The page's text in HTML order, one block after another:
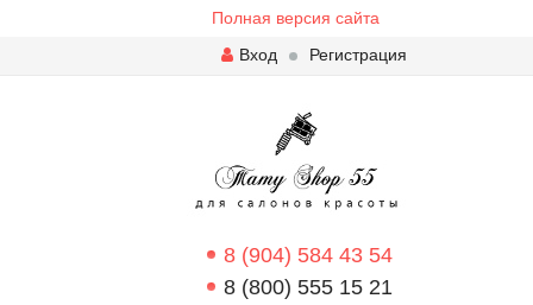
Полная версия сайта
Вход
Регистрация
8 (904) 584 43 54
8 (800) 555 15 21